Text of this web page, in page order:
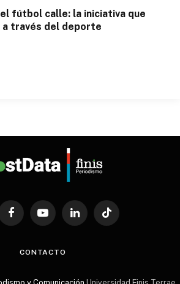
fútbol calle: la iniciativa que
través del deporte
FacebookYouTubeLinkedInTikTok
CONTACTO